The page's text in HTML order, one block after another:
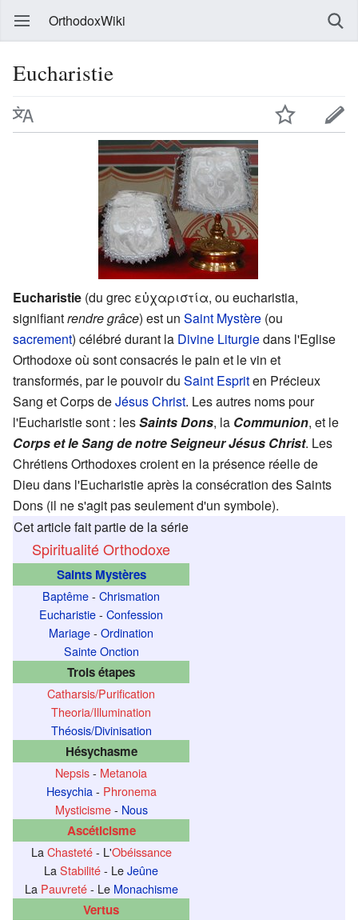
OrthodoxWiki
Eucharistie
Eucharistie (du grec εὐχαριστία, ou eucharistia,
signifiantrendre grâce) est un Saint Mystère (ou
sacrement) célébré durant la Divine Liturgiedans l'Eglise
Orthodoxe où sont consacrés le pain et le vin et
transformés, par le pouvoir du Saint Espriten Précieux
Sang et Corps deJésus Christ. Les autres noms pour
l'Eucharistie sont : lesSaints Dons, la Communion, et le
Corps et le Sang de notre Seigneur Jésus Christ. Les
Chrétiens Orthodoxes croient en la présence réelle de
Dieu dans l'Eucharistie après la consécration des Saints
Dons (il ne s'agit pas seulement d'un symbole).
Cet article fait partie de la série
Spiritualité Orthodoxe
Saints Mystères
Baptême- Chrismation
Eucharistie- Confession
Mariage- Ordination
Sainte Onction
Trois étapes
Catharsis/Purification
Theoria/Illumination
Théosis/Divinisation
Hésychasme
Nepsis- Metanoia
Hesychia- Phronema
Mysticisme- Nous
Ascéticisme
LaChasteté- L'Obéissance
LaStabilité- LeJeûne
La Pauvreté- Le Monachisme
Vertus